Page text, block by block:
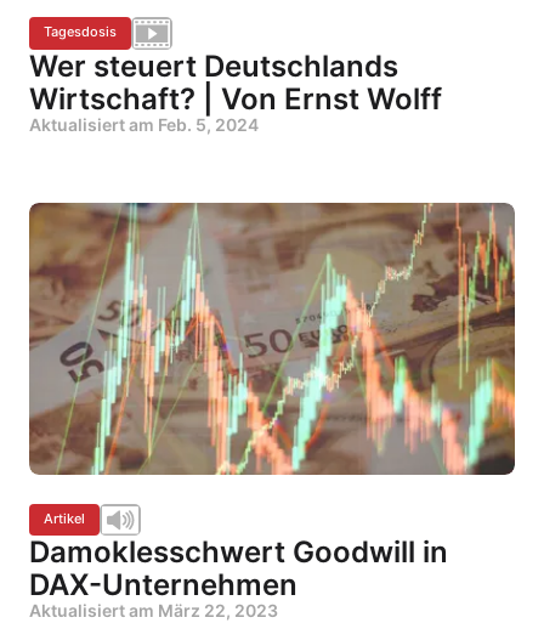
Tagesdosis
Wer steuert Deutschlands
Wirtschaft? | Von Ernst Wolff
Aktualisiert am Feb. 5, 2024
Artikel
Damoklesschwert Goodwill in
DAX-Unternehmen
Aktualisiert am März 22, 2023